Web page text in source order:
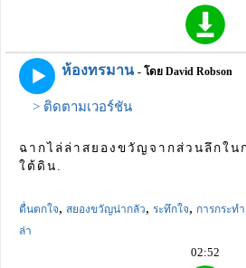
ห้องทรมาน - โดย David Robson
> ติดตามเวอร์ชัน
ฉากไล่ล่าสยองขวัญจากส่วนลึกใน
ใต้ดิน.
ตื่นตกใจ, สยองขวัญน่ากลัว, ระทึกใจ, การกระทำ
ล่า
02:52